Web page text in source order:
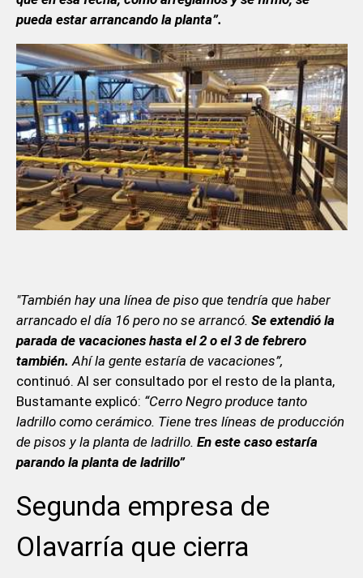
pueda estar arrancando la planta”.
"También hay una línea de piso que tendría que haber
arrancado el día 16 pero no se arrancó. Se extendió la
parada de vacaciones hasta el 2 o el 3 de febrero
también. Ahí la gente estaría de vacaciones”,
continuó. Al ser consultado por el resto de la planta,
Bustamante explicó: “Cerro Negro produce tanto
ladrillo como cerámico. Tiene tres líneas de producción
de pisos y la planta de ladrillo. En este caso estaría
parando la planta de ladrillo”
Segunda empresa de
Olavarría que cierra